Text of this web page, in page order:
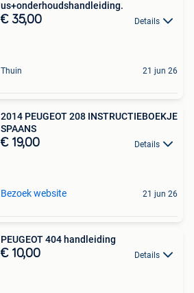
us+onderhoudshandleiding.
€ 35,00 Details
Thuin 21 jun 26
2014 PEUGEOT 208 INSTRUCTIEBOEKJE
SPAANS
€ 19,00 Details
Bezoek website 21 jun 26
PEUGEOT 404 handleiding
€ 10,00 Details